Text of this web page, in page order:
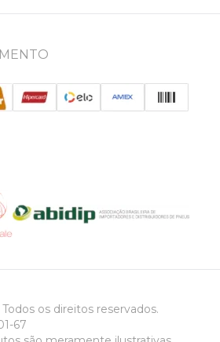
os direitos reservados.
67